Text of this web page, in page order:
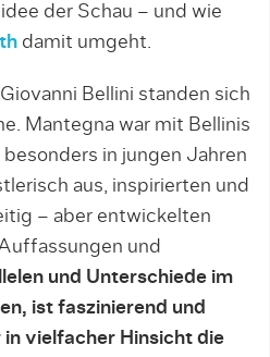
der Schau – und wie
damit umgeht.
Bellini standen sich
Mantegna war mit Bellinis
in jungen Jahren
aus, inspirierten und
– aber entwickelten
und
und Unterschiede im
ist faszinierend und
vielfacher Hinsicht die